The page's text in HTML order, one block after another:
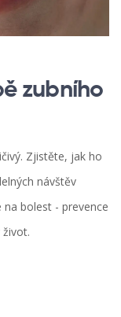
zubního
Zjistěte, jak ho
návštěv
bolest - prevence